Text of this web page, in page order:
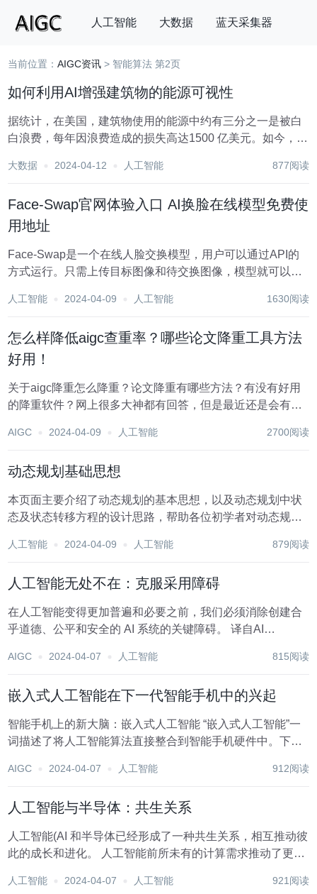
人工智能 大数据 蓝天采集器
搜索
当前位置：AIGC资讯 > 智能算法 第2页
如何利用AI增强建筑物的能源可视性
据统计，在美国，建筑物使用的能源中约有三分之一是被白
白浪费，每年因浪费造成的损失高达1500 亿美元。如今，越
一项可用资产，以帮助控制这一成本。众所周知，现在人工
大数据 2024-04-12 人工智能 877阅读
Face-Swap官网体验入口 AI换脸在线模型免费使
用地址
Face-Swap是一个在线人脸交换模型，用户可以通过API的
方式运行。只需上传目标图像和待交换图像，模型就可以自
间通常在 4 秒以内，运行在Nvidia A40 GPU硬件上。产品免
人工智能 2024-04-09 人工智能 1630阅读
怎么样降低aigc查重率？哪些论文降重工具方法
好用！
关于aigc降重怎么降重？论文降重有哪些方法？有没有好用
的降重软件？网上很多大神都有回答，但是最近还是会有很
复杂？最近刚完成一篇论文，使用了一些工具和方法，出奇
AIGC 2024-04-09 人工智能 2700阅读
动态规划基础思想
本页面主要介绍了动态规划的基本思想，以及动态规划中状
态及状态转移方程的设计思路，帮助各位初学者对动态规划
题中动态规划模型的建立方法，以及一些动态规划的优化技
人工智能 2024-04-09 人工智能 879阅读
人工智能无处不在：克服采用障碍
在人工智能变得更加普遍和必要之前，我们必须消除创建合
乎道德、公平和安全的 AI 系统的关键障碍。 译自AI
Pradhan。 在技术采用生命周期中，...
AIGC 2024-04-07 人工智能 815阅读
嵌入式人工智能在下一代智能手机中的兴起
智能手机上的新大脑：嵌入式人工智能 “嵌入式人工智能”一
词描述了将人工智能算法直接整合到智能手机硬件中。下一
智能模型，这与前几代基于云的人工智能处理形成鲜明对
AIGC 2024-04-07 人工智能 912阅读
人工智能与半导体：共生关系
人工智能(AI 和半导体已经形成了一种共生关系，相互推动彼
此的成长和进化。 人工智能前所未有的计算需求推动了更强
来越复杂的人工智能系统得以创建。 人工智能对半导体的影
人工智能 2024-04-07 人工智能 921阅读